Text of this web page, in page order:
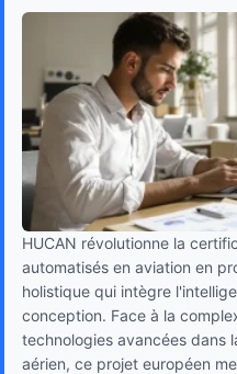
HUCAN révolutionne la
automatisés en aviation en
holistique qui intègre
conception. Face à la
technologies avancées dans
aérien, ce projet européen